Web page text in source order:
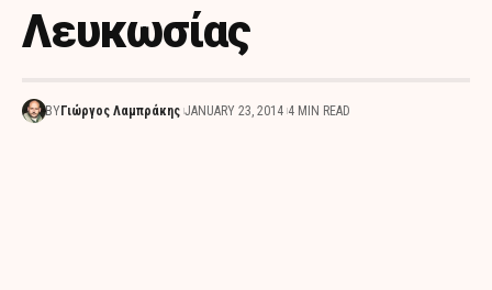
Λευκωσίας
BY Γιώργος Λαμπράκης JANUARY 23, 2014 4 MIN READ